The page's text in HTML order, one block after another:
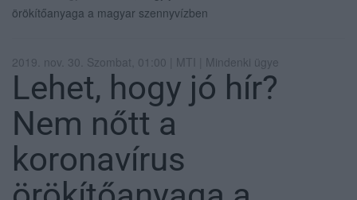
örökítőanyaga a magyar szennyvízben
2019. nov. 30. Szombat, 01:00 | MTI | Mindenki ügye
Lehet, hogy jó hír?
Nem nőtt a
koronavírus